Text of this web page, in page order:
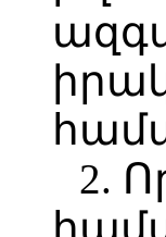
2.